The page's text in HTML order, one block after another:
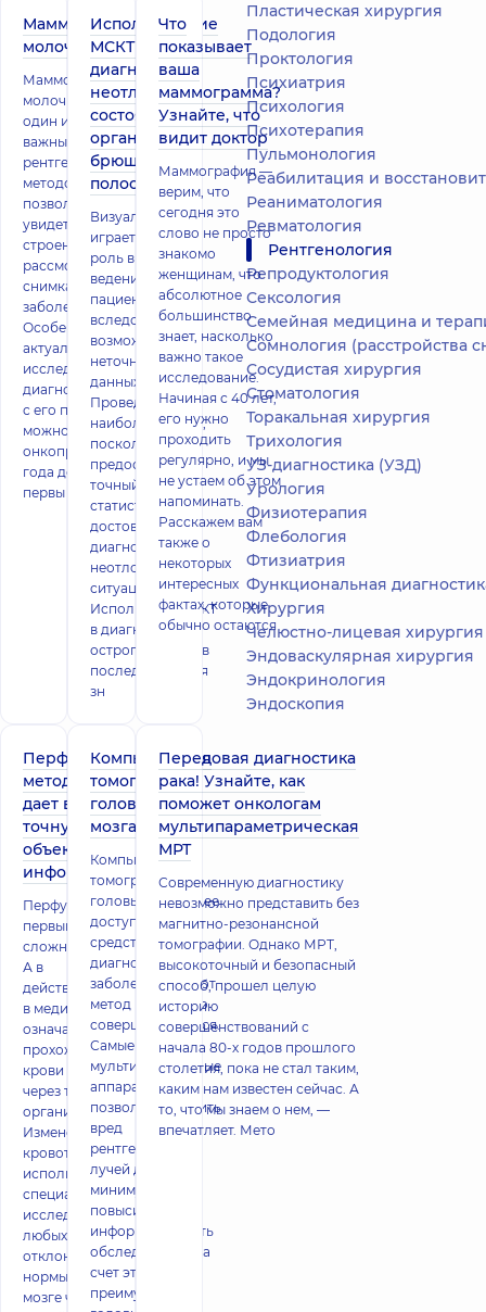
Маммография
молочных желез
Маммография
молочной железы –
один из самых
важных
рентгенологических
методов,
позволяющих
увидеть внутреннее
строение груди и
рассмотреть на
снимках признаки
заболеваний.
Особенно
актуально
исследование при
диагностике рака –
с его помощью
можно обнаружить
онкопроцесс за 1-2
года до появления
первы
Использование
МСКТ в
диагностике
неотложных
состояний
органов
брюшной
полости
Визуализация
играет важную
роль в тактике
ведения
пациентов
вследствие
возможной
неточности
данных осмотра.
Проведение КТ -
наиболее важно,
поскольку КТ
предоставляет
точный и
статистически
достоверный
диагноз в
неотложной
ситуации.
Использование КТ
в диагностике
острого живота в
последнее время
зн
Что
показывает
ваша
маммограмма?
Узнайте, что
видит доктор
Маммография —
верим, что
сегодня это
слово не просто
знакомо
женщинам, что
абсолютное
большинство
знает, насколько
важно такое
исследование.
Начиная с 40 лет,
его нужно
проходить
регулярно, и мы
не устаем об этом
напоминать.
Расскажем вам
также о
некоторых
интересных
фактах, которые
обычно остаются
Перфузия —
метод, который
дает врачам
точную и
объективную
информацию
Перфузия — на
первый взгляд,
сложный термин.
А в
действительности,
в медицине он
означает
прохождение
крови или лимфы
через ткани
организма.
Изменения
кровотока
используют
специалисты для
исследования
любых
отклонений от
нормы в головном
мозге человека.
Компьютерная
томография
головного
мозга
Компьютерная
томография
головы – наиболее
доступное
средство
диагностики
заболеваний. Этот
метод постоянно
совершенствуется.
Самые новые
мультиспиральные
аппараты
позволяют снизить
вред
рентгеновских
лучей до
минимума и
повысить
информативность
обследования. За
счет этих
преимуществ КТ
Передовая диагностика
рака! Узнайте, как
поможет онкологам
мультипараметрическая
МРТ
Современную диагностику
невозможно представить без
магнитно-резонансной
томографии. Однако МРТ,
высокоточный и безопасный
способ, прошел целую
историю
совершенствований с
начала 80-х годов прошлого
столетия, пока не стал таким,
каким нам известен сейчас. А
то, что мы знаем о нем, —
впечатляет. Мето
Пластическая хирургия
Подология
Проктология
Психиатрия
Психология
Психотерапия
Пульмонология
Реабилитация и восстановительное
Реаниматология
Ревматология
Рентгенология
Репродуктология
Сексология
Семейная медицина и
Сомнология (расстройства
Сосудистая хирургия
Стоматология
Торакальная хирургия
Трихология
УЗ-диагностика (УЗД)
Урология
Физиотерапия
Флебология
Фтизиатрия
Функциональная диагностика (ЭКГ, холтер,
Хирургия
Челюстно-лицевая хирургия
Эндоваскулярная хирургия
Эндокринология
Эндоскопия